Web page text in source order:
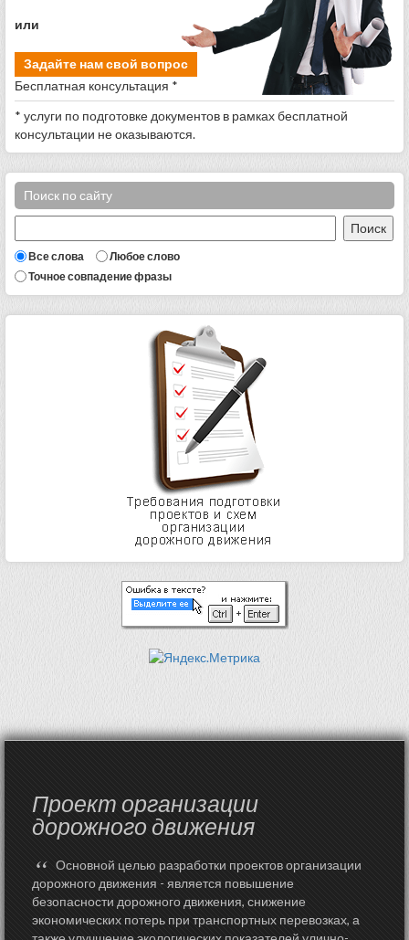
или
Задайте нам свой вопрос
Бесплатная консультация *
* услуги по подготовке документов в рамках бесплатной
консультации не оказываются.
Поиск по сайту
Все слова
Любое слово
Точное совпадение фразы
Проект организации
дорожного движения
“ Основной целью разработки проектов организации
дорожного движения - является повышение
безопасности дорожного движения, снижение
экономических потерь при транспортных перевозках, а